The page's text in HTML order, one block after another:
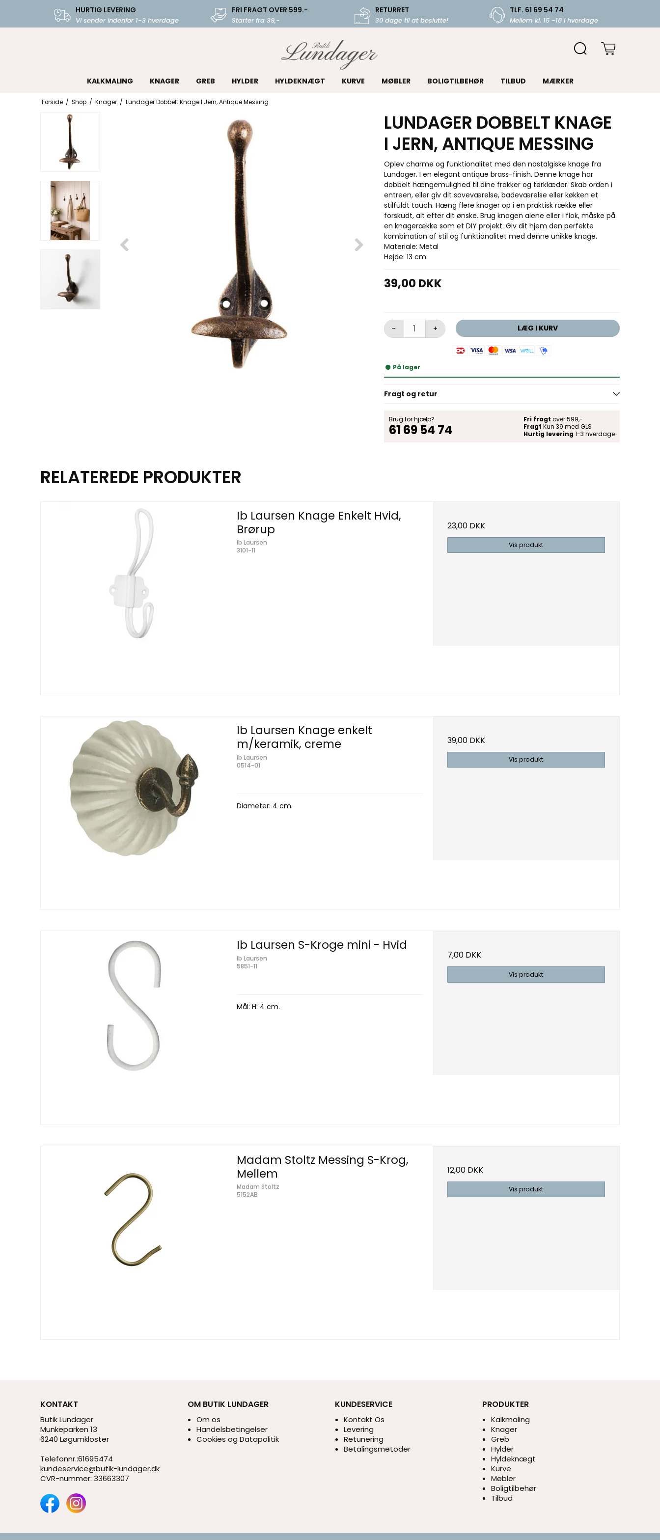
HURTIG LEVERING
Vi sender indenfor 1-3 hverdage
FRI FRAGT OVER 599.-
Starter fra 39,-
RETURRET
30 dage til at beslutte!
TLF. 61 69 54 74
Mellem kl. 15 -18 i hverdage
KALKMALING KNAGER GREB HYLDER HYLDEKNÆGT KURVE MØBLER BOLIGTILBEHØR TILBUD MÆRKER
Forside / Shop / Knager / Lundager Dobbelt Knage I Jern, Antique Messing
LUNDAGER DOBBELT KNAGE
I JERN, ANTIQUE MESSING
Oplev charme og funktionalitet med den nostalgiske knage fra
Lundager. I en elegant antique brass-finish. Denne knage har
dobbelt hængemulighed til dine frakker og tørklæder. Skab orden i
entreen, eller giv dit soveværelse, badeværelse eller køkken et
stilfuldt touch. Hæng flere knager op i en praktisk række eller
forskudt, alt efter dit ønske. Brug knagen alene eller i flok, måske på
en knagerække som et DIY projekt. Giv dit hjem den perfekte
kombination af stil og funktionalitet med denne unikke knage.
Materiale: Metal
Højde: 13 cm.
39,00 DKK
- + LÆG I KURV
På lager
Fragt og retur
Brug for hjælp?
61 69 54 74
Fri fragt over 599,-
Fragt Kun 39 med GLS
Hurtig levering 1-3 hverdage
RELATEREDE PRODUKTER
Ib Laursen Knage Enkelt Hvid,
Brørup
Ib Laursen
3101-11
23,00 DKK
Vis produkt
Ib Laursen Knage enkelt
m/keramik, creme
Ib Laursen
0514-01
Diameter: 4 cm.
39,00 DKK
Vis produkt
Ib Laursen S-Kroge mini - Hvid
Ib Laursen
5851-11
Mål: H: 4 cm.
7,00 DKK
Vis produkt
Madam Stoltz Messing S-Krog,
Mellem
Madam Stoltz
5152AB
12,00 DKK
Vis produkt
KONTAKT
Butik Lundager
Munkeparken 13
6240 Løgumkloster
Telefonnr.:61695474
kundeservice@butik-lundager.dk
CVR-nummer: 33663307
OM BUTIK LUNDAGER
Om os
Handelsbetingelser
Cookies og Datapolitik
KUNDESERVICE
Kontakt Os
Levering
Retunering
Betalingsmetoder
PRODUKTER
Kalkmaling
Knager
Greb
Hylder
Hyldeknægt
Kurve
Møbler
Boligtilbehør
Tilbud